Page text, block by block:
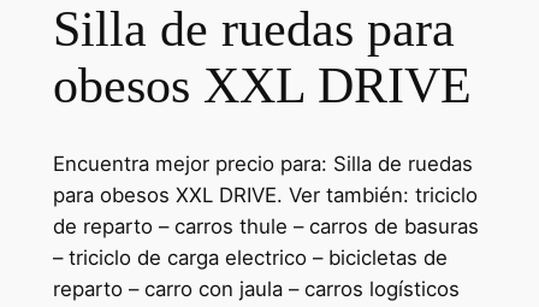
Silla de ruedas para
obesos XXL DRIVE
Encuentra mejor precio para: Silla de ruedas
para obesos XXL DRIVE. Ver también: triciclo
de reparto – carros thule – carros de basuras
– triciclo de carga electrico – bicicletas de
reparto – carro con jaula – carros logísticos